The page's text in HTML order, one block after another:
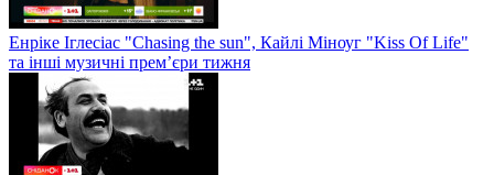
Енріке Іглесіас "Chasing the sun", Кайлі Міноуг "Kiss Of Life"
та інші музичні прем’єри тижня